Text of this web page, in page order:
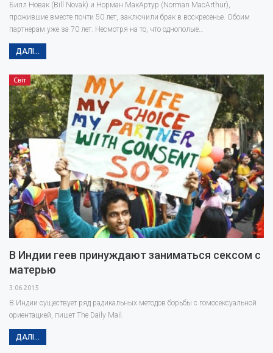
Билл Новак (Bill Novak) и Норман МакАртур (Norman MacArthur),
прожившие вместе почти 50 лет, заключили брак в воскресенье. Обоим
партнерам уже за 70 лет. Несмотря на то, что однополые…
ДАЛІ...
Світ
В Индии геев принуждают заниматься сексом с
матерью
3.06.2015
В Индии существует ряд радикальных методов борьбы с гомосексуальной
ориентацией, пишет The Daily Mail.
ДАЛІ...